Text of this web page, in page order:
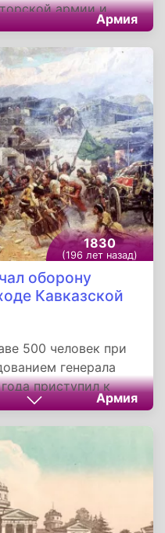
армии и
Армия
1830
(196 лет назад)
оборону
Кавказской
500 человек при
генерала
приступил к
Солдаты днем и
горцев и страдали
этого
стало
которые
участие в
защищая
Армия